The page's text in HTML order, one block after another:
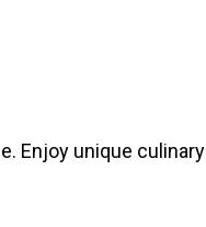
Enjoy unique